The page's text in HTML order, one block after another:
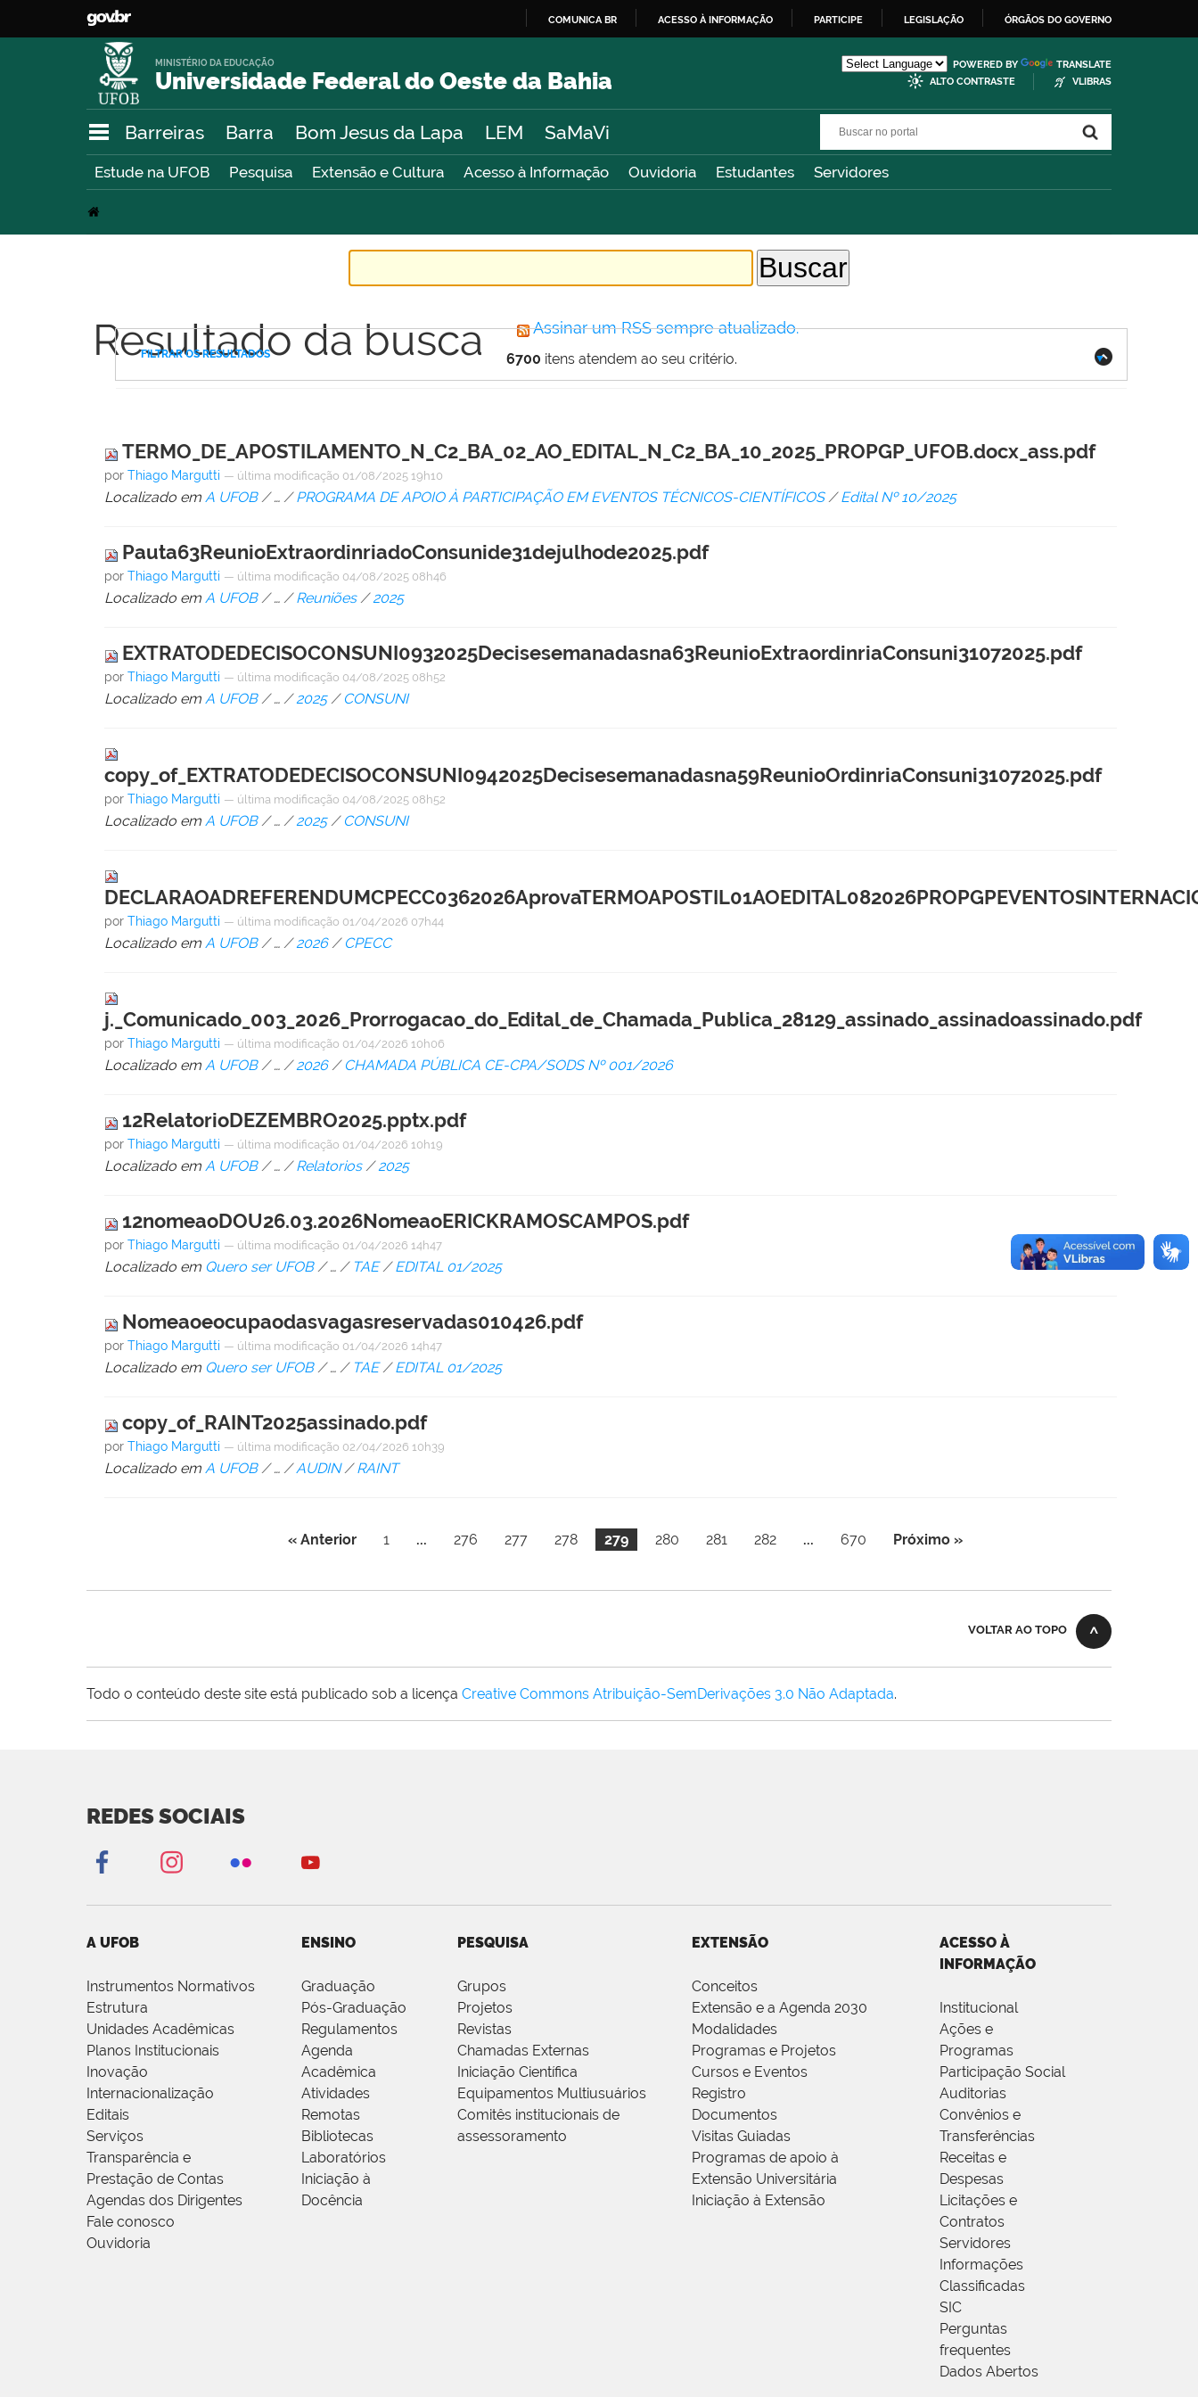
O
COMUNICA BR ACESSO À INFORMAÇÃO PARTICIPE LEGISLAÇÃO ÓRGÃOS DO GOVERNO
Universidade Federal do Oeste da Bahia
MINISTÉRIO DA EDUCAÇÃO POWERED BY
TRANSLATE
ALTO CONTRASTE
VLIBRAS
Barreiras Barra Bom Jesus da Lapa LEM SaMaVi
Estude na UFOB Pesquisa Extensão e Cultura Acesso à Informação Ouvidoria Estudantes Servidores
Resultado da busca Assinar um RSS sempre atualizado.
6700 itens atendem ao seu critério.
FILTRAR OS RESULTADOS
TERMO_DE_APOSTILAMENTO_N_C2_BA_02_AO_EDITAL_N_C2_BA_10_2025_PROPGP_UFOB.docx_ass.pdf
porThiago Margutti — última modificação 01/08/2025 19h10
Localizado em A UFOB /…/PROGRAMA DE APOIO À PARTICIPAÇÃO EM EVENTOS TÉCNICOS-CIENTÍFICOS /Edital Nº 10/2025
Pauta63ReunioExtraordinriadoConsunide31dejulhode2025.pdf
porThiago Margutti — última modificação 04/08/2025 08h46
Localizado em A UFOB /…/Reuniões /2025
EXTRATODEDECISOCONSUNI0932025Decisesemanadasna63ReunioExtraordinriaConsuni31072025.pdf
porThiago Margutti — última modificação 04/08/2025 08h52
Localizado em A UFOB /…/2025 / CONSUNI
copy_of_EXTRATODEDECISOCONSUNI0942025Decisesemanadasna59ReunioOrdinriaConsuni31072025.pdf
porThiago Margutti — última modificação 04/08/2025 08h52
Localizado em A UFOB /…/2025 / CONSUNI
porThiago Margutti — última modificação 01/04/2026 07h44
Localizado em A UFOB /…/2026 / CPECC
j._Comunicado_003_2026_Prorrogacao_do_Edital_de_Chamada_Publica_28129_assinado_assinadoassinado.pdf
porThiago Margutti — última modificação 01/04/2026 10h06
Localizado em A UFOB /…/2026 / CHAMADA PÚBLICA CE-CPA/SODS Nº 001/2026
12RelatorioDEZEMBRO2025.pptx.pdf
porThiago Margutti — última modificação 01/04/2026 10h19
Localizado em A UFOB /…/Relatorios /2025
12nomeaoDOU26.03.2026NomeaoERICKRAMOSCAMPOS.pdf
porThiago Margutti — última modificação 01/04/2026 14h47
Localizado em Quero ser UFOB /…/ TAE /EDITAL 01/2025
Nomeaoeocupaodasvagasreservadas010426.pdf
porThiago Margutti — última modificação 01/04/2026 14h47
Localizado em Quero ser UFOB /…/ TAE /EDITAL 01/2025
copy_of_RAINT2025assinado.pdf
porThiago Margutti — última modificação 02/04/2026 10h39
Localizado em A UFOB /…/AUDIN /RAINT
« Anterior 1 ... 276 277 278 279 280 281 282 ... 670 Próximo »
VOLTAR AO TOPO
Todo o conteúdo deste site está publicado sob a licença Creative Commons Atribuição-SemDerivações 3.0 Não Adaptada.
REDES SOCIAIS
A UFOB
Instrumentos Normativos
Estrutura
Unidades Acadêmicas
Planos Institucionais
Inovação
Internacionalização
Editais
Serviços
Transparência e
Prestação de Contas
Agendas dos Dirigentes
Fale conosco
Ouvidoria
ENSINO
Graduação
Pós-Graduação
Regulamentos
Agenda
Acadêmica
Atividades
Remotas
Bibliotecas
Laboratórios
Iniciação à
Docência
PESQUISA
Grupos
Projetos
Revistas
Chamadas Externas
Iniciação Científica
Equipamentos Multiusuários
Comitês institucionais de
assessoramento
EXTENSÃO
Conceitos
Extensão e a Agenda 2030
Modalidades
Programas e Projetos
Cursos e Eventos
Registro
Documentos
Visitas Guiadas
Programas de apoio à
Extensão Universitária
Iniciação à Extensão
ACESSO À
INFORMAÇÃO
Institucional
Ações e
Programas
Participação Social
Auditorias
Convênios e
Transferências
Receitas e
Despesas
Licitações e
Contratos
Servidores
Informações
Classificadas
SIC
Perguntas
frequentes
Dados Abertos